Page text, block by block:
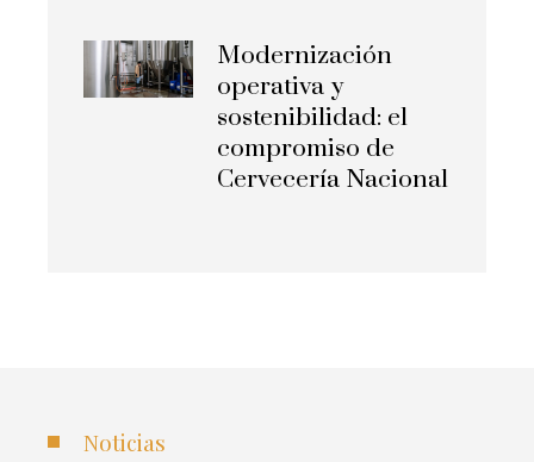
Modernización
operativa y
sostenibilidad: el
compromiso de
Cervecería Nacional
Noticias